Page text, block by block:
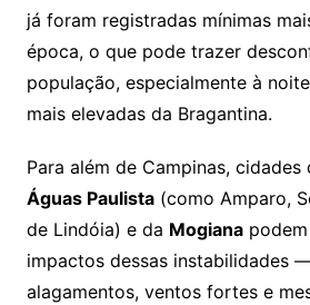
já foram registradas mínimas
época, o que pode trazer
população, especialmente à
mais elevadas da Bragantina.
Para além de Campinas, cidades
Águas Paulista(como Amparo,
de Lindóia) e da Mogianapodem
impactos dessas instabilidades
alagamentos, ventos fortes e